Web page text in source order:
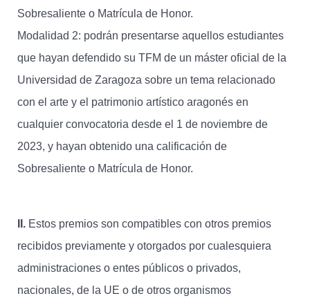
Sobresaliente o Matrícula de Honor.
Modalidad 2: podrán presentarse aquellos estudiantes
que hayan defendido su TFM de un máster oficial de la
Universidad de Zaragoza sobre un tema relacionado
con el arte y el patrimonio artístico aragonés en
cualquier convocatoria desde el 1 de noviembre de
2023, y hayan obtenido una calificación de
Sobresaliente o Matrícula de Honor.
II. Estos premios son compatibles con otros premios
recibidos previamente y otorgados por cualesquiera
administraciones o entes públicos o privados,
nacionales, de la UE o de otros organismos